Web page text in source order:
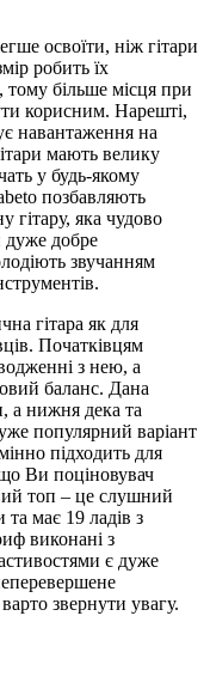
освоїти, ніж гітари
робить їх
більше місця при
корисним. Нарешті,
навантаження на
мають велику
у будь-якому
позбавляють
гітару, яка чудово
дуже добре
звучанням
гітара як для
Початківцям
з нею, а
баланс. Дана
а нижня дека та
популярний варіант
підходить для
Ви поціновувач
топ – це слушний
має 19 ладів з
виконані з
є дуже
звернути увагу.